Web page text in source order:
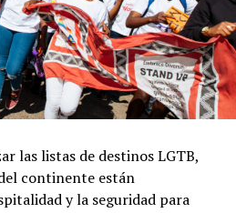
las listas de destinos LGTB,
continente están
y la seguridad para